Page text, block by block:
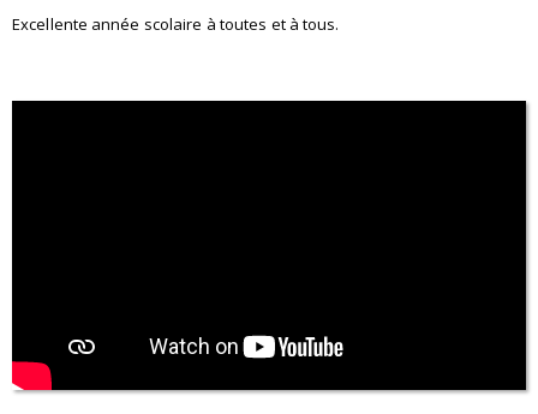
Excellente année scolaire à toutes et à tous.